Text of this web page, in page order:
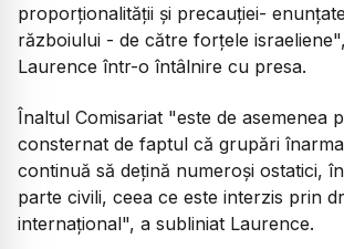
proporţionalităţii şi precauţiei-
războiului - de către forţele
Laurence într-o întâlnire cu presa.
Înaltul Comisariat "este de asemenea
consternat de faptul că grupări
continuă să deţină numeroşi ostatici,
parte civili, ceea ce este interzis prin
internaţional", a subliniat Laurence.